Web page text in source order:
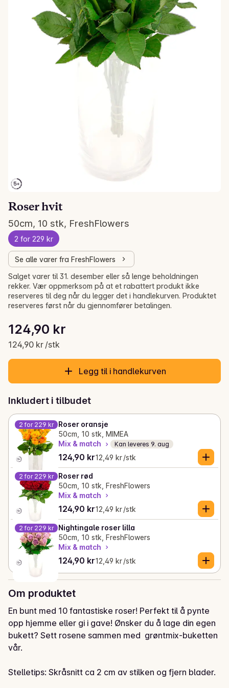
Roser hvit
50cm, 10 stk, FreshFlowers
2 for 229 kr
Se alle varer fra FreshFlowers
Gjeldende pris er: 124,90 kr
124,90 kr
124,90 kr /stk
Stykkpris: 124,90 kr /stk
Salget varer til 31. desember eller så lenge beholdningen
rekker. Vær oppmerksom på at et rabattert produkt ikke
reserveres til deg når du legger det i handlekurven. Produktet
reserveres først når du gjennomfører betalingen.
Legg til i handlekurven
Inkludert i tilbudet
2 for 229 kr
Roser oransje
50cm, 10 stk, MIMEA
Mix & match
Kan leveres 9. aug
124,90 kr
Gjeldende pris er: 124,90 kr
12,49 kr /stk
Stykkpris: 12,49 kr /stk
2 for 229 kr
Roser rød
50cm, 10 stk, FreshFlowers
Mix & match
124,90 kr
Gjeldende pris er: 124,90 kr
12,49 kr /stk
Stykkpris: 12,49 kr /stk
2 for 229 kr
Nightingale roser lilla
50cm, 10 stk, FreshFlowers
Mix & match
124,90 kr
Gjeldende pris er: 124,90 kr
12,49 kr /stk
Stykkpris: 12,49 kr /stk
Om produktet
En bunt med 10 fantastiske roser! Perfekt til å pynte
opp hjemme eller gi i gave! Ønsker du å lage din egen
bukett? Sett rosene sammen med  grøntmix-buketten
vår.
Stelletips: Skråsnitt ca 2 cm av stilken og fjern blader.